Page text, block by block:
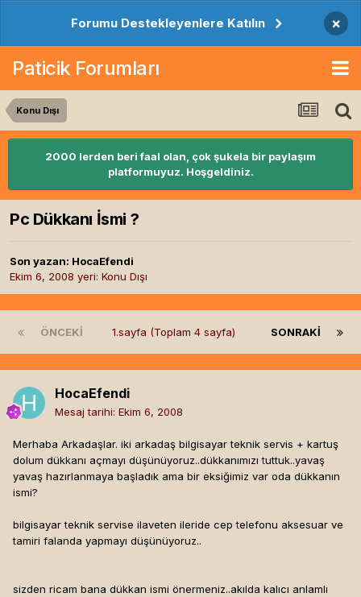
Forumu Destekleyenlere Katılın ×
Paticik Forumları
Konu Dışı
2000 lerden beri faal olan, çok şukela bir paylaşım
platformuyuz. Hoşgeldiniz.
Pc Dükkanı İsmi ?
Son yazan: HocaEfendi
Ekim 6, 2008 yeri: Konu Dışı
ÖNCEKI SONRAKI
1.sayfa (Toplam 4 sayfa)
HocaEfendi
Mesaj tarihi: Ekim 6, 2008
Merhaba Arkadaşlar. iki arkadaş bilgisayar teknik servis + kartuş
dolum dükkanı açmayı düşünüyoruz..dükkanımızı tuttuk..yavaş
yavaş hazırlanmaya başladık ama bir eksiğimiz var oda dükkanın
ismi?
bilgisayar teknik servise ilaveten ileride cep telefonu aksesuar ve
tamiri falanda yapmayı düşünüyoruz..
sizden ricam bana dükkan ismi önermeniz..akılda kalıcı anlamlı